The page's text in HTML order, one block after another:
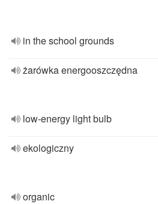
in the school grounds
żarówka energooszczędna
low-energy light bulb
ekologiczny
organic